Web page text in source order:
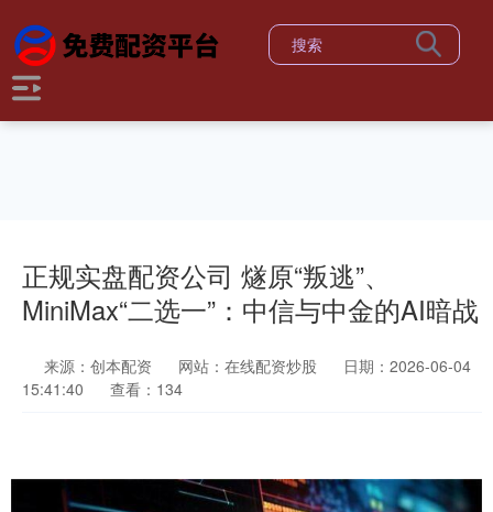
正规实盘配资公司 燧原“叛逃”、
MiniMax“二选一”：中信与中金的AI暗战
来源：创本配资 网站：在线配资炒股
日期：2026-06-04
15:41:40
查看：134